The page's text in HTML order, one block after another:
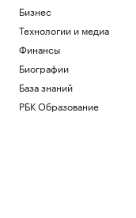
Бизнес
Технологии и медиа
Финансы
Биографии
База знаний
РБК Образование